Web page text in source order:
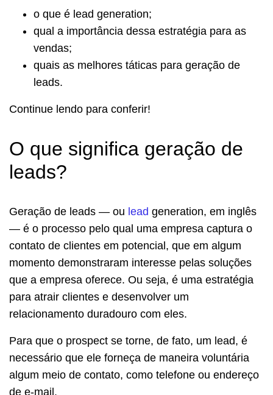
o que é lead generation;
qual a importância dessa estratégia para as
vendas;
quais as melhores táticas para geração de
leads.
Continue lendo para conferir!
O que significa geração de
leads?
Geração de leads — ou lead generation, em inglês
— é o processo pelo qual uma empresa captura o
contato de clientes em potencial, que em algum
momento demonstraram interesse pelas soluções
que a empresa oferece. Ou seja, é uma estratégia
para atrair clientes e desenvolver um
relacionamento duradouro com eles.
Para que o prospect se torne, de fato, um lead, é
necessário que ele forneça de maneira voluntária
algum meio de contato, como telefone ou endereço
de e-mail.